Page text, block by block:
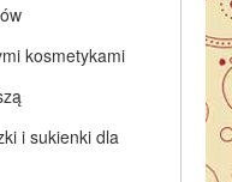
kosmetykami
i sukienki dla